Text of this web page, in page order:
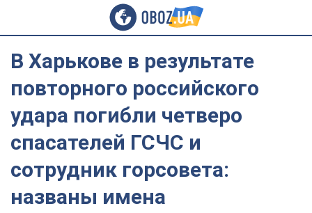
В Харькове в результате
повторного российского
удара погибли четверо
спасателей ГСЧС и
сотрудник горсовета:
названы имена